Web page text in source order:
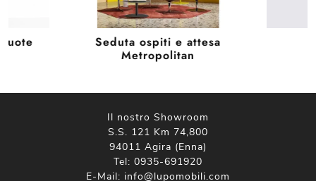
Seduta ospiti e attesa
Metropolitan
Il nostro Showroom
S.S. 121 Km 74,800
94011 Agira (Enna)
Tel: 0935-691920
E-Mail: info@lupomobili.com